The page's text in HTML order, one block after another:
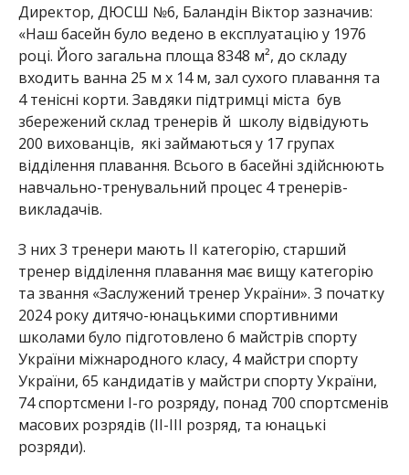
Директор, ДЮСШ №6, Баландін Віктор зазначив:
«Наш басейн було ведено в експлуатацію у 1976
році. Його загальна площа 8348 м², до складу
входить ванна 25 м х 14 м, зал сухого плавання та
4 тенісні корти. Завдяки підтримці міста був
збережений склад тренерів й школу відвідують
200 вихованців, які займаються у 17 групах
відділення плавання. Всього в басейні здійснюють
навчально-тренувальний процес 4 тренерів-
викладачів.
З них 3 тренери мають ΙΙ категорію, старший
тренер відділення плавання має вищу категорію
та звання «Заслужений тренер України». З початку
2024 року дитячо-юнацькими спортивними
школами було підготовлено 6 майстрів спорту
України міжнародного класу, 4 майстри спорту
України, 65 кандидатів у майстри спорту України,
74 спортсмени Ι-го розряду, понад 700 спортсменів
масових розрядів (ΙΙ-ΙΙΙ розряд, та юнацькі
розряди).